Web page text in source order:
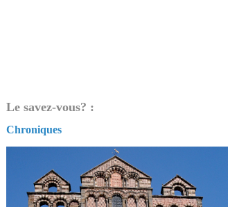
Le savez-vous? :
Chroniques